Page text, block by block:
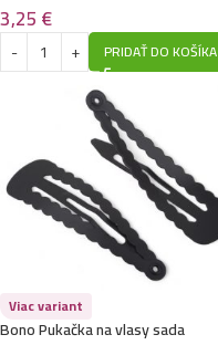
3,25€
PRIDAŤ DO KOŠÍKA
Viac variant
Bono Pukačka na vlasy sada